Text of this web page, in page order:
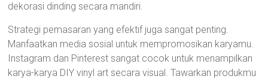
dekorasi dinding secara mandiri.
Strategi pemasaran yang efektif juga sangat penting.
Manfaatkan media sosial untuk mempromosikan karyamu.
Instagram dan Pinterest sangat cocok untuk menampilkan
karya-karya DIY vinyl art secara visual. Tawarkan produkmu